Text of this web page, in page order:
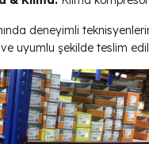
deneyimli
ve uyumlu şekilde teslim